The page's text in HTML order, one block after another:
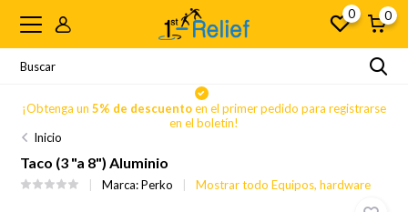
0 0
¡Obtenga un 5% de descuentoen el primer pedido para registrarse
en el boletín!
Inicio
Taco (3 "a 8") Aluminio
Marca:Perko Mostrar todo Equipos, hardware